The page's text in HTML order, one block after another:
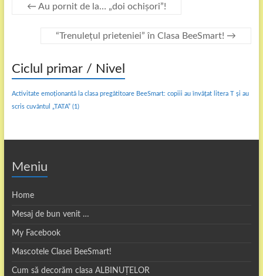
← Au pornit de la… „doi ochișori”!
“Trenulețul prieteniei” în Clasa BeeSmart! →
Ciclul primar / Nivel
Activitate emoționantă la clasa pregătitoare BeeSmart: copiii au învățat litera T și au
scris cuvântul „TATA”(1)
Meniu
Home
Mesaj de bun venit …
My Facebook
Mascotele Clasei BeeSmart!
Cum să decorăm clasa ALBINUȚELOR